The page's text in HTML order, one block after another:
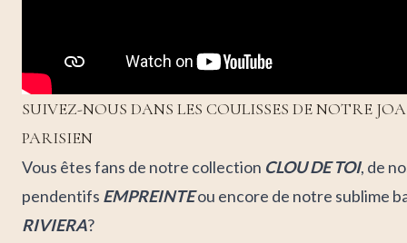
SUIVEZ-NOUS DANS LES COULISSES DE NOTRE
PARISIEN
Vous êtes fans de notre collection CLOU DE TOI, de
pendentifs EMPREINTEou encore de notre sublime
RIVIERA?